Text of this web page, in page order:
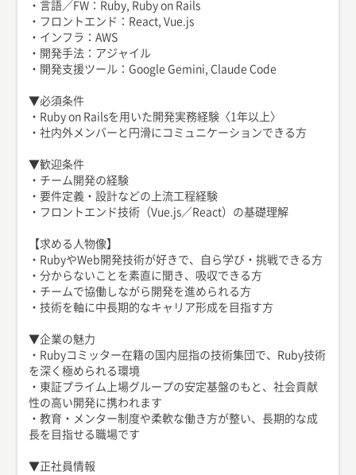
・言語／FW：Ruby, Ruby on Rails
・フロントエンド：React, Vue.js
・インフラ：AWS
・開発手法：アジャイル
・開発支援ツール：Google Gemini, Claude Code
▼必須条件
・Ruby on Railsを用いた開発実務経験〈1年以上〉
・社内外メンバーと円滑にコミュニケーションできる方
▼歓迎条件
・チーム開発の経験
・要件定義・設計などの上流工程経験
・フロントエンド技術（Vue.js／React）の基礎理解
【求める人物像】
・RubyやWeb開発技術が好きで、自ら学び・挑戦できる方
・分からないことを素直に聞き、吸収できる方
・チームで協働しながら開発を進められる方
・技術を軸に中長期的なキャリア形成を目指す方
▼企業の魅力
・Rubyコミッター在籍の国内屈指の技術集団で、Ruby技術
を深く極められる環境
・東証プライム上場グループの安定基盤のもと、社会貢献
性の高い開発に携われます
・教育・メンター制度や柔軟な働き方が整い、長期的な成
長を目指せる職場です
▼正社員情報